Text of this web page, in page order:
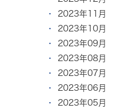
2023年11月
2023年10月
2023年09月
2023年08月
2023年07月
2023年06月
2023年05月